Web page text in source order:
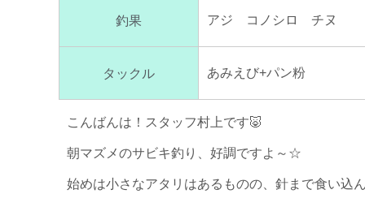
釣果 アジ コノシロ チヌ
タックル あみえび+パン粉
こんばんは！スタッフ村上です🐷
朝マズメのサビキ釣り、好調ですよ～☆
始めは小さなアタリはあるものの、針まで食い込